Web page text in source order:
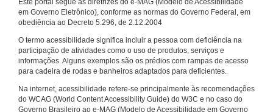
Este portal segue as diretrizes do e-MAG (Modelo de Acessibilidade
em Governo Eletrônico), conforme as normas do Governo Federal, em
obediência ao Decreto 5.296, de 2.12.2004
O termo acessibilidade significa incluir a pessoa com deficiência na
participação de atividades como o uso de produtos, serviços e
informações. Alguns exemplos são os prédios com rampas de acesso
para cadeira de rodas e banheiros adaptados para deficientes.
Na internet, acessibilidade refere-se principalmente às recomendações
do WCAG (World Content Accessibility Guide) do W3C e no caso do
Governo Brasileiro ao e-MAG (Modelo de Acessibilidade em Governo